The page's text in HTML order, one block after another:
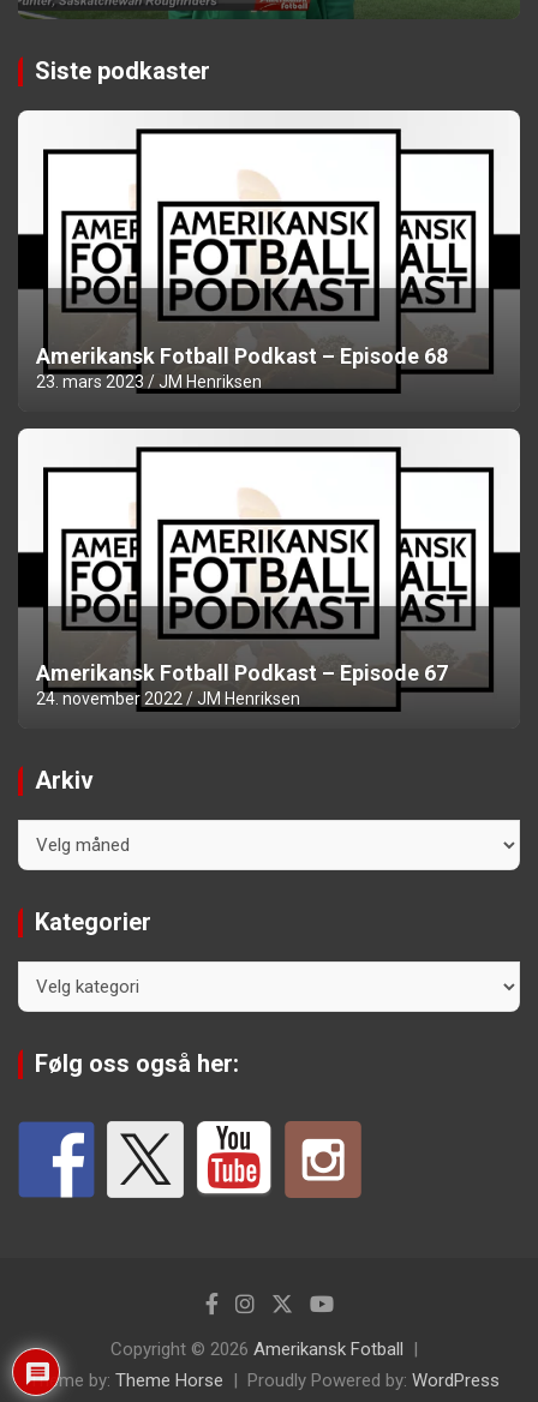
Siste podkaster
Amerikansk Fotball Podkast – Episode 68
23. mars 2023 JM Henriksen
Amerikansk Fotball Podkast – Episode 67
24. november 2022 JM Henriksen
Arkiv
Kategorier
Følg oss også her:
Copyright © 2026 Amerikansk Fotball
Theme by: Theme Horse Proudly Powered by: WordPress